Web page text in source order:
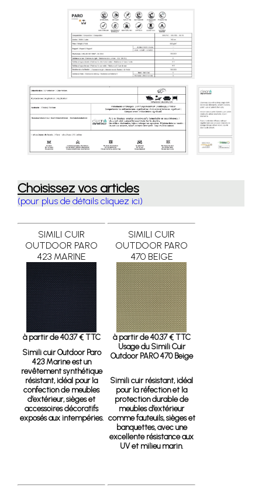
Choisissez vos articles
(pour plus de détails cliquez ici)
SIMILI CUIR
OUTDOOR PARO
423 MARINE
à partir de 40.37 € TTC
Simili cuir Outdoor Paro
423 Marineest un
revêtement synthétique
résistant, idéal pour la
confection de meubles
d’extérieur, sièges et
accessoires décoratifs
exposés aux intempéries.
SIMILI CUIR
OUTDOOR PARO
470 BEIGE
à partir de 40.37 € TTC
Usage du Simili Cuir
Outdoor PARO 470 Beige
Simili cuir résistant, idéal
pour la réfection et la
protection durable de
meubles d’extérieur
comme fauteuils, sièges et
banquettes, avec une
excellente résistance aux
UV et milieu marin.